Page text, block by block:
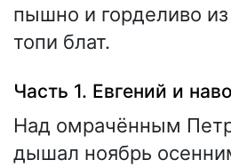
пышно и горделиво
топи блат.
Часть 1. Евгений и
Над омрачённым
дышал ноябрь